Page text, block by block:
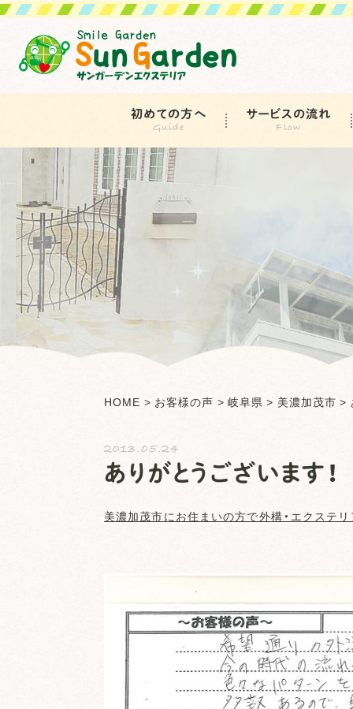
初めての方へ サービスの流れ
HOME > お客様の声 > 岐阜県 > 美濃加茂市 >
2013.05.24
ありがとうございます！
美濃加茂市にお住まいの方で外構・エクステ